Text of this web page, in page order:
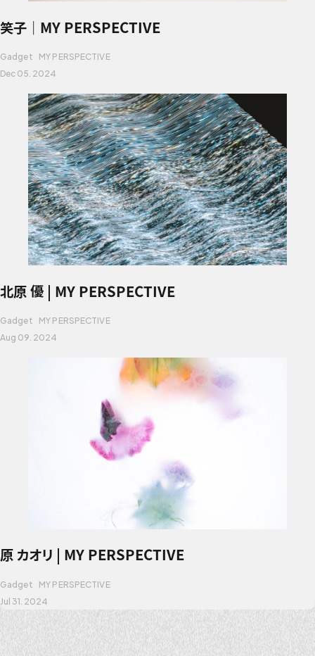
笑子｜MY PERSPECTIVE
Gadget
MY PERSPECTIVE
Dec 05. 2024
北原 優 | MY PERSPECTIVE
Gadget
MY PERSPECTIVE
Aug 09. 2024
原 カオリ | MY PERSPECTIVE
Gadget
MY PERSPECTIVE
Jul 31. 2024